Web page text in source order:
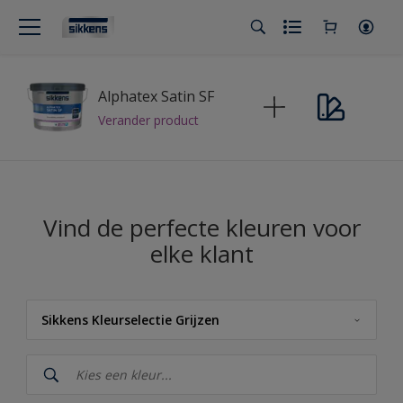
Alphatex Satin SF
Verander product
Vind de perfecte kleuren voor
elke klant
Sikkens Kleurselectie Grijzen
Sikkens